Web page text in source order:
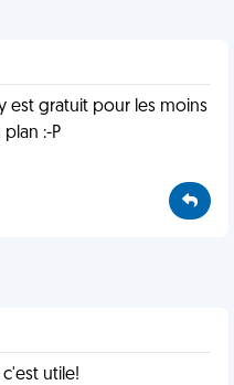
est gratuit pour les moins
:-P
utile!